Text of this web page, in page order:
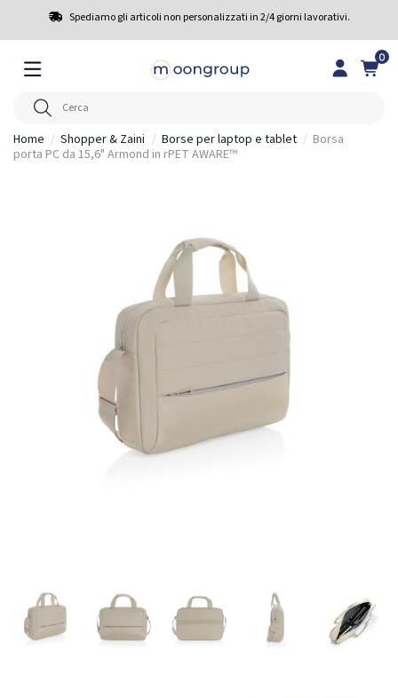
Spediamo gli articoli non personalizzati in 2/4 giorni lavorativi.
0
Home Shopper & Zaini Borse per laptop e tablet
Borsa
porta PC da 15,6" Armond in rPET AWARE™